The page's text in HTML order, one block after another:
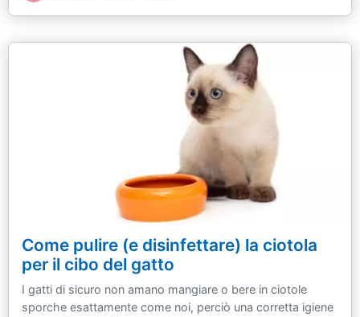
Come pulire (e disinfettare) la ciotola
per il cibo del gatto
I gatti di sicuro non amano mangiare o bere in ciotole
sporche esattamente come noi, perciò una corretta igiene